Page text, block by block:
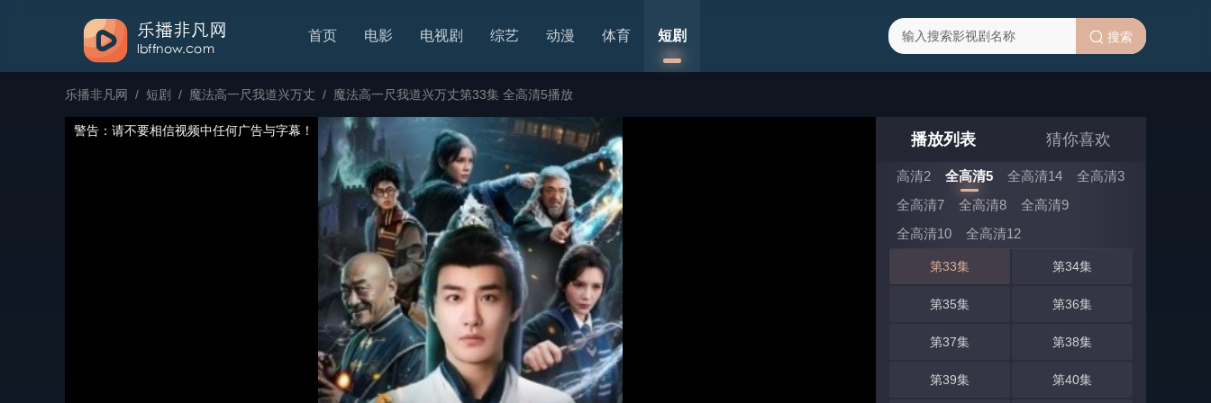
首页 电影 电视剧 综艺 动漫 体育 短剧 搜索
乐播非凡网 / 短剧 / 魔法高一尺我道兴万丈 / 魔法高一尺我道兴万丈第33集 全高清5播放
警告：请不要相信视频中任何广告与字幕！ 播放列表 猜你喜欢
高清2 全高清5 全高清14
全高清3
全高清7
全高清8
全高清9
全高清10
全高清12
第21集 第22集
第29集
第31集
第33集 第34集
第35集 第36集
第37集 第38集
第39集 第40集